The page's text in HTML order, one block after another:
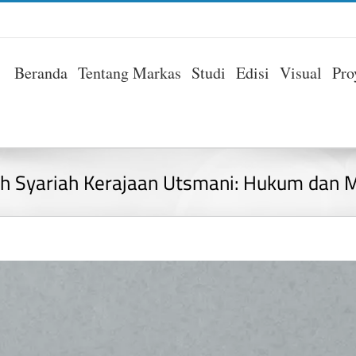
Beranda Tentang Markas Studi Edisi Visual
Syariah Kerajaan Utsmani: Hukum dan